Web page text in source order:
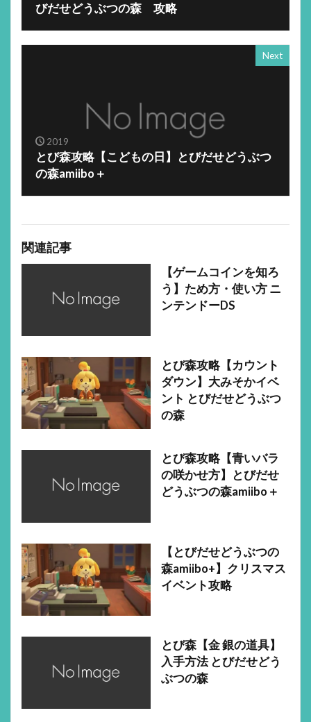
びだせどうぶつの森 攻略
Next
2019
とび森攻略【こどもの日】とびだせどうぶつ
の森amiibo＋
関連記事
【ゲームコインを知ろ
う】ため方・使い方 ニ
ンテンドーDS
とび森攻略【カウント
ダウン】大みそかイベ
ント とびだせどうぶつ
の森
とび森攻略【青いバラ
の咲かせ方】とびだせ
どうぶつの森amiibo＋
【とびだせどうぶつの
森amiibo+】クリスマス
イベント攻略
とび森【金 銀の道具】
入手方法 とびだせどう
ぶつの森